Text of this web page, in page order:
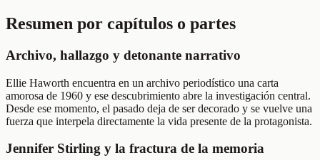
Resumen por capítulos o partes
Archivo, hallazgo y detonante narrativo
Ellie Haworth encuentra en un archivo periodístico una carta
amorosa de 1960 y ese descubrimiento abre la investigación central.
Desde ese momento, el pasado deja de ser decorado y se vuelve una
fuerza que interpela directamente la vida presente de la protagonista.
Jennifer Stirling y la fractura de la memoria